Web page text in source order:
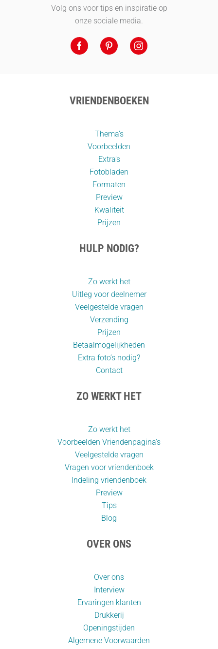
Volg ons voor tips en inspiratie op
onze sociale media.
VRIENDENBOEKEN
Thema’s
Voorbeelden
Extra's
Fotobladen
Formaten
Preview
Kwaliteit
Prijzen
HULP NODIG?
Zo werkt het
Uitleg voor deelnemer
Veelgestelde vragen
Verzending
Prijzen
Betaalmogelijkheden
Extra foto’s nodig?
Contact
ZO WERKT HET
Zo werkt het
Voorbeelden Vriendenpagina's
Veelgestelde vragen
Vragen voor vriendenboek
Indeling vriendenboek
Preview
Tips
Blog
OVER ONS
Over ons
Interview
Ervaringen klanten
Drukkerij
Openingstijden
Algemene Voorwaarden